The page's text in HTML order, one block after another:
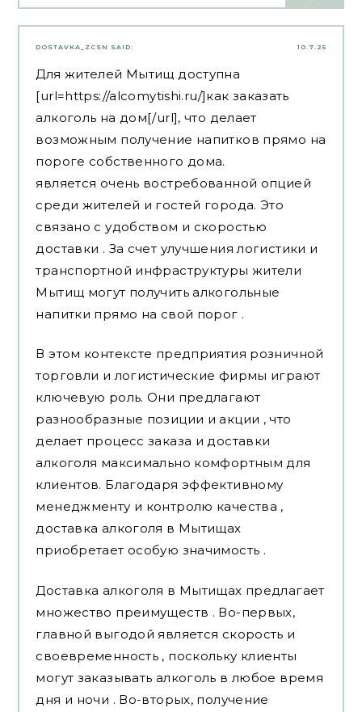
10.7.25
DOSTAVKA_ZCSN SAID:
Для жителей Мытищ доступна
[url=https://alcomytishi.ru/]как заказать
алкоголь на дом[/url], что делает
возможным получение напитков прямо на
пороге собственного дома.
является очень востребованной опцией
среди жителей и гостей города. Это
связано с удобством и скоростью
доставки . За счет улучшения логистики и
транспортной инфраструктуры жители
Мытищ могут получить алкогольные
напитки прямо на свой порог .
В этом контексте предприятия розничной
торговли и логистические фирмы играют
ключевую роль. Они предлагают
разнообразные позиции и акции , что
делает процесс заказа и доставки
алкоголя максимально комфортным для
клиентов. Благодаря эффективному
менеджменту и контролю качества ,
доставка алкоголя в Мытищах
приобретает особую значимость .
Доставка алкоголя в Мытищах предлагает
множество преимуществ . Во-первых,
главной выгодой является скорость и
своевременность , поскольку клиенты
могут заказывать алкоголь в любое время
дня и ночи . Во-вторых, получение